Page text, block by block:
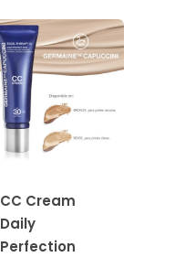
CC Cream
Daily
Perfection